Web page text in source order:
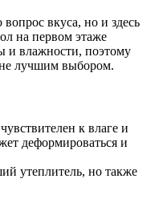
вкуса, но и здесь
на первом этаже
и влажности, поэтому
лучшим выбором.
к влаге и
деформироваться и
утеплитель, но также